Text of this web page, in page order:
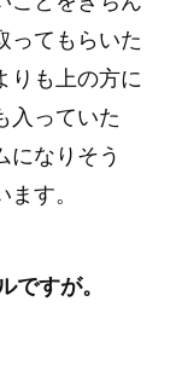
ってもらいた
りも上の方に
入っていた
になりそう
す。
すが。